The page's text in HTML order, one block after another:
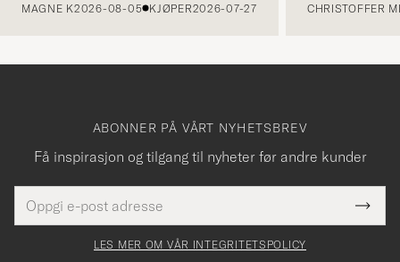
MAGNE K2026-08-05 KJØPER2026-07-27 CHRISTOFFER
ABONNER PÅ VÅRT NYHETSBREV
Få inspirasjon og tilgang til nyheter før andre kunder
postadresse
felt
Tack
för
LES MER OM VÅR INTEGRITETSPOLICY